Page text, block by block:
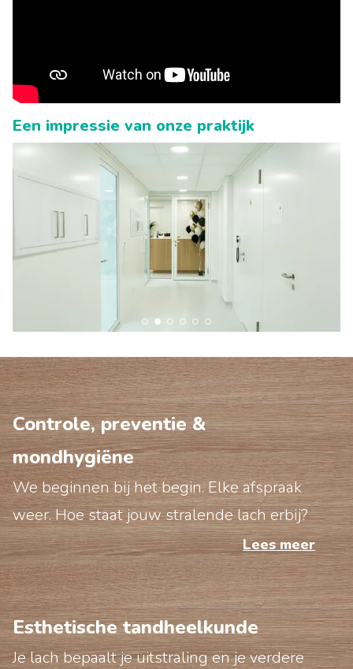
Een impressie van onze praktijk
Controle, preventie &
mondhygiëne
We beginnen bij het begin. Elke afspraak
weer. Hoe staat jouw stralende lach erbij?
Lees meer
Esthetische tandheelkunde
Je lach bepaalt je uitstraling en je verdere